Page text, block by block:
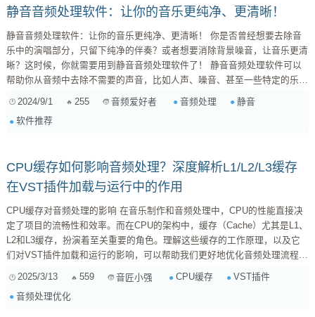
静音音频处理软件：让你的音乐更纯净、更清晰！
静音音频处理软件：让你的音乐更纯净、更清晰！ 你是否曾经想要去除音
乐中的演唱部分，只留下纯净的伴奏？或者想要消除背景噪音，让音乐更清
晰？这时候，你就需要用到静音音频处理软件了！ 静音音频处理软件可以
帮助你从音频中去除不需要的声音，比如人声、噪音、甚至一些特定的乐
2024/9/1 255 音频爱好者 音频处理
静音
软件推荐
CPU缓存如何影响音频处理？深度解析L1/L2/L3缓存
在VST插件加载与运行中的作用
CPU缓存对音频处理的影响 在音乐制作和音频处理中，CPU的性能直接决
定了项目的流畅性和效率。而在CPU的架构中，缓存（Cache）尤其是L1、
L2和L3缓存，扮演着至关重要的角色。理解这些缓存的工作原理，以及它
们对VST插件加载和运行的影响，可以帮助我们更好地优化音频处理流程。
访问的数据和指令。它的存在是为了解决CPU与主存（RAM）之间的速度
2025/3/13 559 音匠小强 CPU缓存
VST插件
音频处理优化